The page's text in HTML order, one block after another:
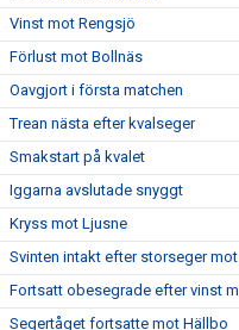
Vinst mot Rengsjö
Förlust mot Bollnäs
Oavgjort i första matchen
Trean nästa efter kvalseger
Smakstart på kvalet
Iggarna avslutade snyggt
Kryss mot Ljusne
Svinten intakt efter storseger
Fortsatt obesegrade efter vinst
Segertåget fortsatte mot Hällbo